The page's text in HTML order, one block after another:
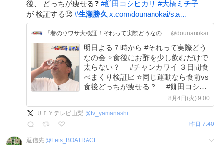
後、 どっちが痩せる❓ #餅田コシヒカリ #大橋ミチ子
が 検証する🧐 #生瀬勝久 x.com/dounanokai/sta…
『巷のウワサ大検証！それって実際どうなの会』公式 @dounanokai
明日よる７時から #それって実際どう
なの会 ⭐️食後にお酢を少し飲むだけで
太らない？ #チャンカワイ ３日間食
べまくり検証📈 ⭐️同じ運動なら食前vs
食後どっちが痩せる？ #餅田コシヒ
カリ #大橋ミチ子 が 長年の疑問に
答えを出す🔥 ⭐️旅先の絶景は何日間あ
れば見られる？ #国本梨紗 が調査💪
8月4日(火) 9:00
ＵＴＹテレビ山梨 @tv_yamanashi
昨日 7:40
返信先:@ Lets_BOATRACE